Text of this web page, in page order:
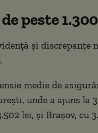
peste
și discrepanțe
medie de
unde a ajuns la
lei, și Brașov, cu